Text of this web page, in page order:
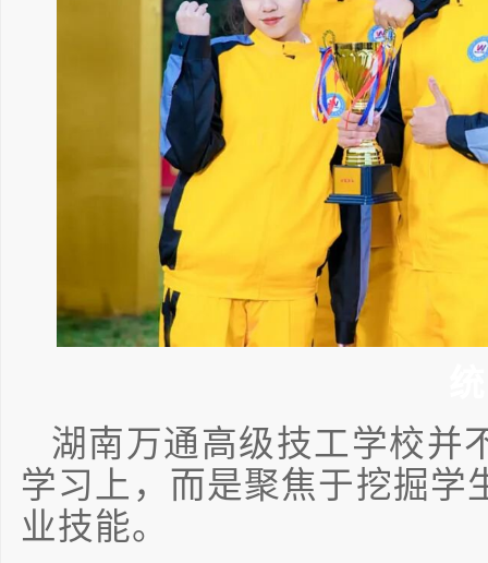
湖南万通高级技工学校并
学习上，而是聚焦于挖掘学
业技能。